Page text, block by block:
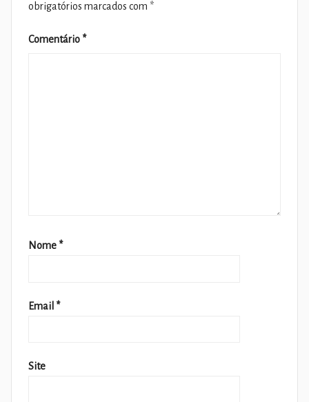
obrigatórios marcados com *
Comentário *
Nome *
Email *
Site